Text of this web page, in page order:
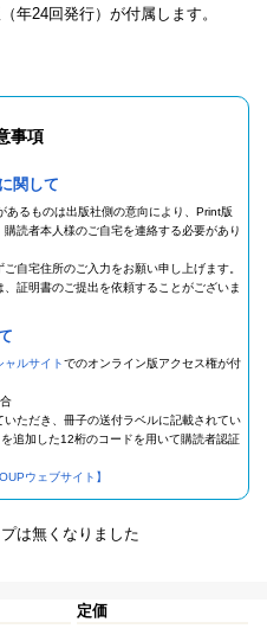
年24回発行）が付属します。
事項
関して
るものは出版社側の意向により、Print版
読者本人様のご自宅を連絡する必要があり
自宅住所のご入力をお願い申し上げます。
証明書のご提出を依頼することがございま
ャルサイトでのオンライン版アクセス権が付
ただき、冊子の送付ラベルに記載されてい
追加した12桁のコードを用いて購読者認証
ウェブサイト】
は無くなりました
定価